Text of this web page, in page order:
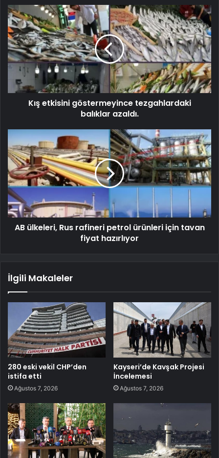
Kış etkisini göstermeyince tezgahlardaki
balıklar azaldı.
AB ülkeleri, Rus rafineri petrol ürünleri için tavan
fiyat hazırlıyor
İlgili Makaleler
280 eski vekil CHP’den
istifa etti
Ağustos 7, 2026
Kayseri’de Kavşak Projesi
İncelemesi
Ağustos 7, 2026